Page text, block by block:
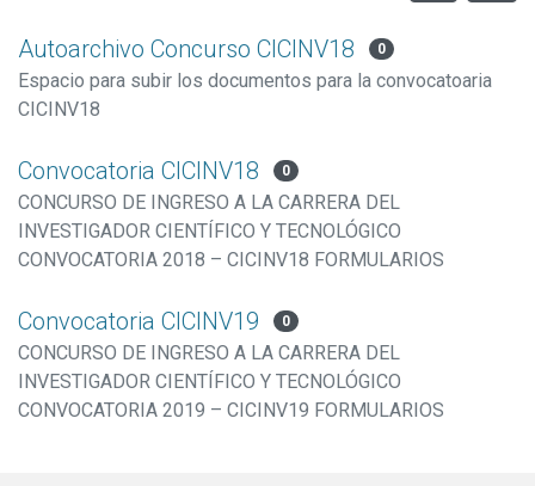
Autoarchivo Concurso CICINV18 0
Espacio para subir los documentos para la convocatoaria
CICINV18
Convocatoria CICINV18 0
CONCURSO DE INGRESO A LA CARRERA DEL
INVESTIGADOR CIENTÍFICO Y TECNOLÓGICO
CONVOCATORIA 2018 – CICINV18 FORMULARIOS
Convocatoria CICINV19 0
CONCURSO DE INGRESO A LA CARRERA DEL
INVESTIGADOR CIENTÍFICO Y TECNOLÓGICO
CONVOCATORIA 2019 – CICINV19 FORMULARIOS